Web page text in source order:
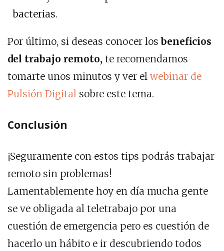
bacterias.
Por último, si deseas conocer losbeneficios
del trabajo remoto, te recomendamos
tomarte unos minutos y ver el webinar de
Pulsión Digital sobre este tema.
Conclusión
¡Seguramente con estos tips podrás trabajar
remoto sin problemas!
Lamentablemente hoy en día mucha gente
se ve obligada al teletrabajo por una
cuestión de emergencia pero es cuestión de
hacerlo un hábito e ir descubriendo todos